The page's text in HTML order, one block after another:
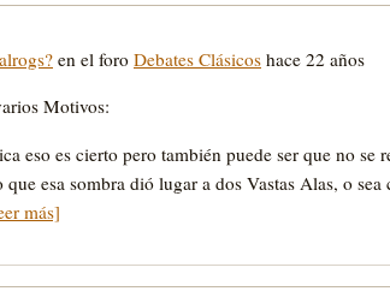
en el foro Debates Clásicos hace 22 años
Motivos:
eso es cierto pero también puede ser que no se
esa sombra dió lugar a dos Vastas Alas, o sea
más]